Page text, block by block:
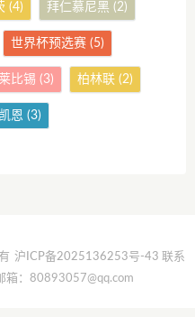
(4) 拜仁慕尼黑 (2)
世界杯预选赛 (5)
莱比锡 (3) 柏林联 (2)
凯恩 (3)
沪ICP备2025136253号-43 联系
：80893057@qq.com